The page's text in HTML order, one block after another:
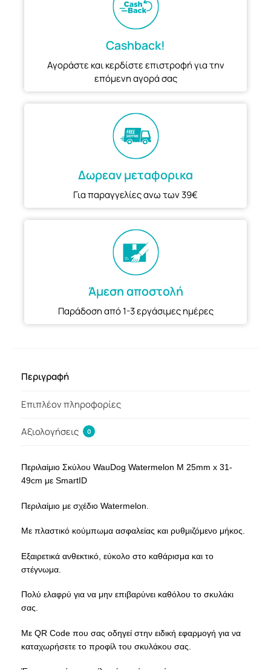
Cashback!
Αγοράστε και κερδίστε επιστροφή για την
επόμενη αγορά σας
Δωρεαν μεταφορικα
Για παραγγελίες ανω των 39€
Άμεση αποστολή
Παράδοση από 1-3 εργάσιμες ημέρες
Περιγραφή
Επιπλέον πληροφορίες
Αξιολογήσεις 0
Περιλαίμιο Σκύλου WauDog Watermelon M 25mm x 31-
49cm με SmartID
Περιλαίμιο με σχέδιο Watermelon.
Με πλαστικό κούμπωμα ασφαλείας και ρυθμιζόμενο μήκος.
Εξαιρετικά ανθεκτικό, εύκολο στο καθάρισμα και το
στέγνωμα.
Πολύ ελαφρύ για να μην επιβαρύνει καθόλου το σκυλάκι
σας.
Με QR Code που σας οδηγεί στην ειδική εφαρμογή για να
καταχωρήσετε το προφίλ του σκυλάκου σας.